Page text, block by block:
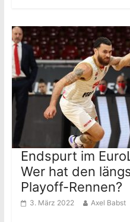
Endspurt im
Wer hat den
Playoff-Rennen?
3. März 2022 Axel Babst